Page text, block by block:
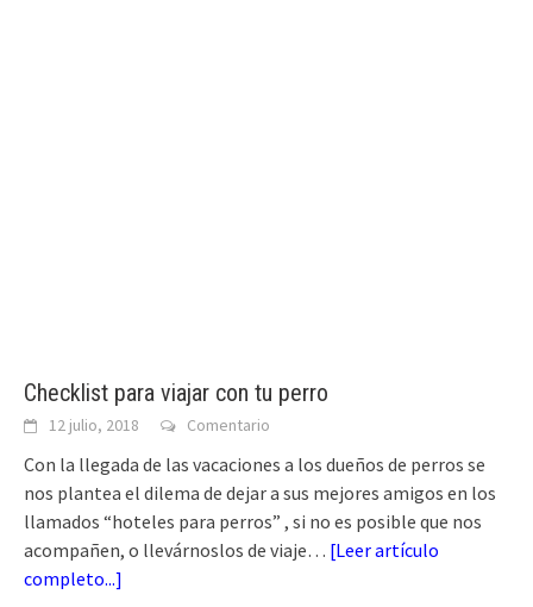
Checklist para viajar con tu perro
12 julio, 2018 Comentario
Con la llegada de las vacaciones a los dueños de perros se
nos plantea el dilema de dejar a sus mejores amigos en los
llamados “hoteles para perros” , si no es posible que nos
acompañen, o llevárnoslos de viaje… [Leer artículo
completo...]